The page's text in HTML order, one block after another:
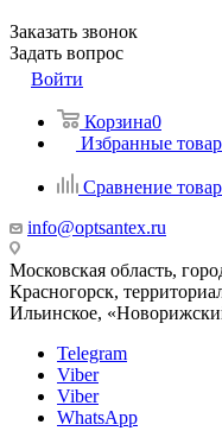
Заказать звонок
Задать вопрос
Войти
Корзина0
Избранные
Сравнение
info@optsantex.ru
Московская область,
Красногорск,
Ильинское,
Telegram
Viber
Viber
WhatsApp